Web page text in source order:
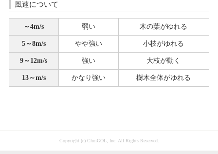
風速について
～4m/s 弱い 木の葉がゆれる
5～8m/s やや強い 小枝がゆれる
9～12m/s 強い 大枝が動く
13～m/s かなり強い 樹木全体がゆれる
Copyright (c) ChoiGOL, Inc. All Rights Reserved.